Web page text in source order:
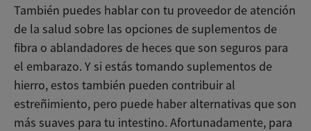
También puedes hablar con tu proveedor de atención
de la salud sobre las opciones de suplementos de
fibra o ablandadores de heces que son seguros para
el embarazo. Y si estás tomando suplementos de
hierro, estos también pueden contribuir al
estreñimiento, pero puede haber alternativas que son
más suaves para tu intestino. Afortunadamente, para